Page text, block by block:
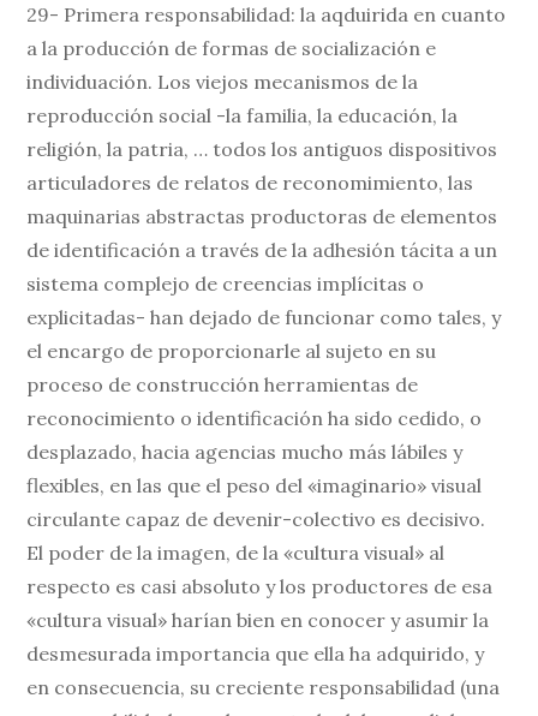
29- Primera responsabilidad: la aqduirida en cuanto
a la producción de formas de socialización e
individuación. Los viejos mecanismos de la
reproducción social -la familia, la educación, la
religión, la patria, … todos los antiguos dispositivos
articuladores de relatos de reconomimiento, las
maquinarias abstractas productoras de elementos
de identificación a través de la adhesión tácita a un
sistema complejo de creencias implícitas o
explicitadas- han dejado de funcionar como tales, y
el encargo de proporcionarle al sujeto en su
proceso de construcción herramientas de
reconocimiento o identificación ha sido cedido, o
desplazado, hacia agencias mucho más lábiles y
flexibles, en las que el peso del «imaginario» visual
circulante capaz de devenir-colectivo es decisivo.
El poder de la imagen, de la «cultura visual» al
respecto es casi absoluto y los productores de esa
«cultura visual» harían bien en conocer y asumir la
desmesurada importancia que ella ha adquirido, y
en consecuencia, su creciente responsabilidad (una